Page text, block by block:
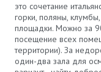
это сочетание
горки, поляны,
площадки. Можно за
посещение всех
территории). За
один-два зала для